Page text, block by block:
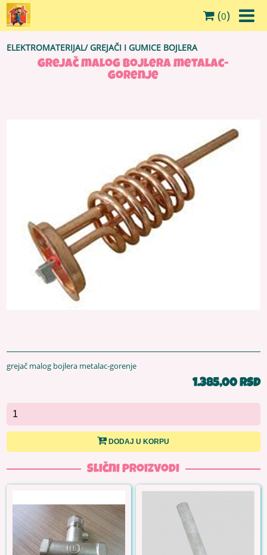
(0)
ELEKTROMATERIJAL/GREJAČI I GUMICE BOJLERA
grejač malog bojlera metalac-
gorenje
grejač malog bojlera metalac-gorenje
1.385,00 RSD
DODAJ U KORPU
Slični proizvodi